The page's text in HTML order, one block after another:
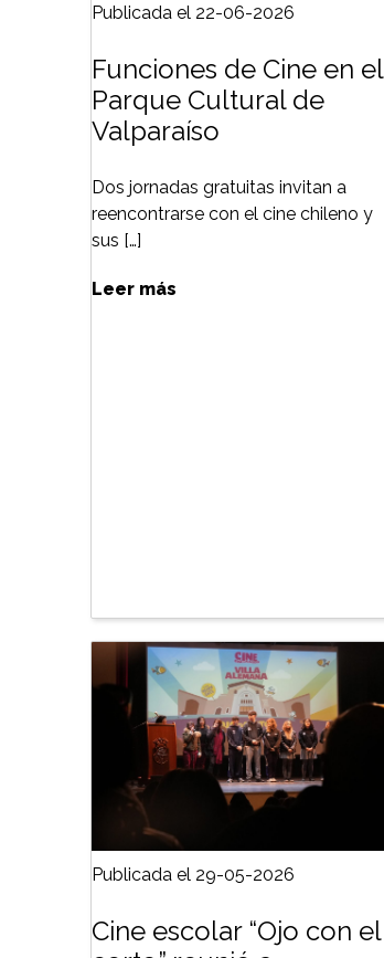
Publicada el 22-06-2026
Funciones de Cine en el
Parque Cultural de
Valparaíso
Dos jornadas gratuitas invitan a
reencontrarse con el cine chileno y
sus […]
Leer más
Publicada el 29-05-2026
Cine escolar “Ojo con el